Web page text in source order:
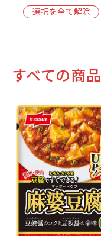
選択を全て解除
すべての商品